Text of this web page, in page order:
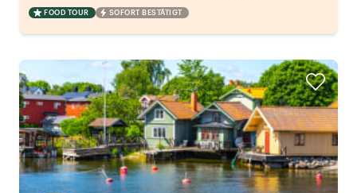
FOOD TOUR SOFORT BESTÄTIGT